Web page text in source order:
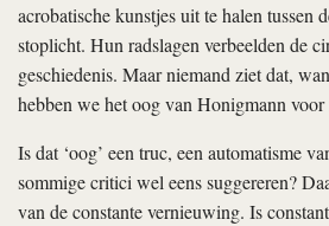
acrobatische kunstjes uit te halen tussen
stoplicht. Hun radslagen verbeelden de
geschiedenis. Maar niemand ziet dat,
hebben we het oog van Honigmann
Is dat ‘oog’ een truc, een automatisme
sommige critici wel eens suggereren?
van de constante vernieuwing. Is